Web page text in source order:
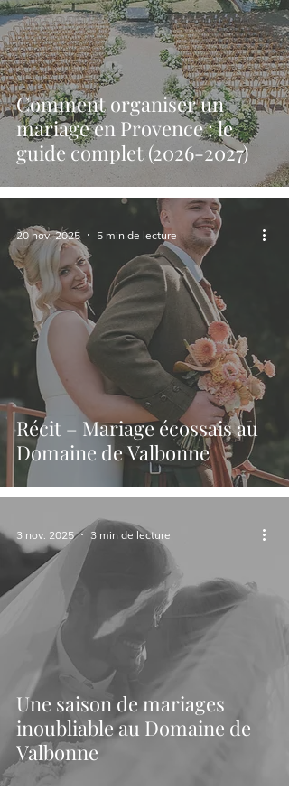
Comment organiser un
mariage en Provence : le
guide complet (2026-2027)
Récit – Mariage écossais au
Domaine de Valbonne
20 nov. 2025 5 min de lecture
Une saison de mariages
inoubliable au Domaine de
Valbonne
3 nov. 2025 3 min de lecture